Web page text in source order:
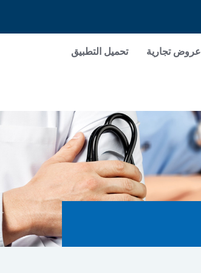
عروض تجارية تحميل التطبيق